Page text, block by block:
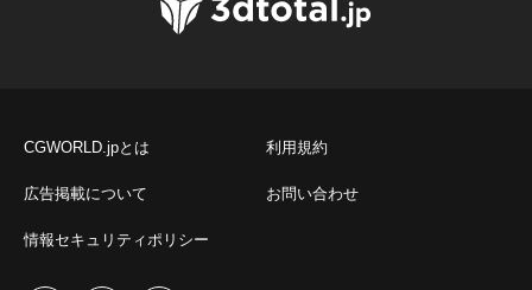
CGWORLD.jpとは 利用規約
広告掲載について お問い合わせ
情報セキュリティポリシー